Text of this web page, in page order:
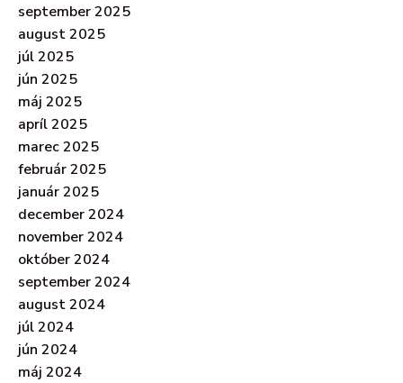
september 2025
august 2025
júl 2025
jún 2025
máj 2025
apríl 2025
marec 2025
február 2025
január 2025
december 2024
november 2024
október 2024
september 2024
august 2024
júl 2024
jún 2024
máj 2024